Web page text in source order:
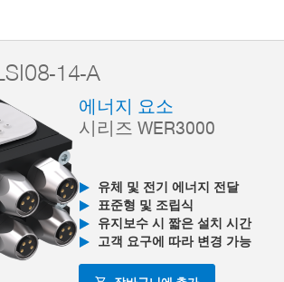
14-A
에너지 요소
시리즈 WER3000
유체 및 전기 에너지 전달
표준형 및 조립식
유지보수 시 짧은 설치 시간
고객 요구에 따라 변경 가능